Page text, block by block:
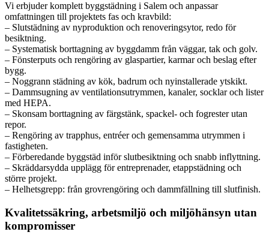
Vi erbjuder komplett byggstädning i Salem och anpassar
omfattningen till projektets fas och kravbild:
– Slutstädning av nyproduktion och renoveringsytor, redo för
besiktning.
– Systematisk borttagning av byggdamm från väggar, tak och golv.
– Fönsterputs och rengöring av glaspartier, karmar och beslag efter
bygg.
– Noggrann städning av kök, badrum och nyinstallerade ytskikt.
– Dammsugning av ventilationsutrymmen, kanaler, socklar och lister
med HEPA.
– Skonsam borttagning av färgstänk, spackel- och fogrester utan
repor.
– Rengöring av trapphus, entréer och gemensamma utrymmen i
fastigheten.
– Förberedande byggstäd inför slutbesiktning och snabb inflyttning.
– Skräddarsydda upplägg för entreprenader, etappstädning och
större projekt.
– Helhetsgrepp: från grovrengöring och dammfällning till slutfinish.
Kvalitetssäkring, arbetsmiljö och miljöhänsyn utan
kompromisser